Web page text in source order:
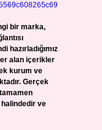
bir marka,
hazırladığımız
alan içerikler
kurum ve
Gerçek
ve